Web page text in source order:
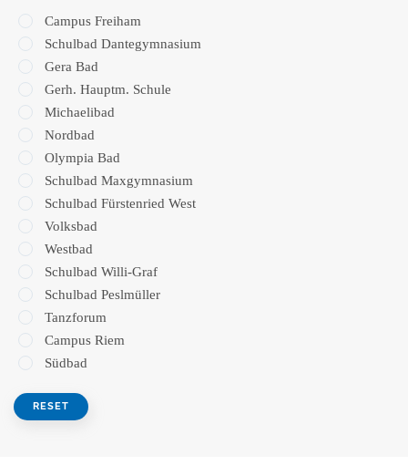
Campus Freiham
Schulbad Dantegymnasium
Gera Bad
Gerh. Hauptm. Schule
Michaelibad
Nordbad
Olympia Bad
Schulbad Maxgymnasium
Schulbad Fürstenried West
Volksbad
Westbad
Schulbad Willi-Graf
Schulbad Peslmüller
Tanzforum
Campus Riem
Südbad
RESET